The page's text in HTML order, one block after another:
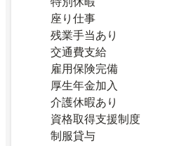
座り仕事
残業手当あり
交通費支給
雇用保険完備
厚生年金加入
介護休暇あり
資格取得支援制度
制服貸与